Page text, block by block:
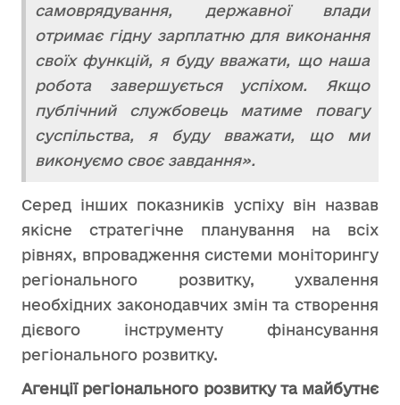
самоврядування, державної влади
отримає гідну зарплатню для виконання
своїх функцій, я буду вважати, що наша
робота завершується успіхом. Якщо
публічний службовець матиме повагу
суспільства, я буду вважати, що ми
виконуємо своє завдання».
Серед інших показників успіху він назвав
якісне стратегічне планування на всіх
рівнях, впровадження системи моніторингу
регіонального розвитку, ухвалення
необхідних законодавчих змін та створення
дієвого інструменту фінансування
регіонального розвитку.
Агенції регіонального розвитку та майбутнє